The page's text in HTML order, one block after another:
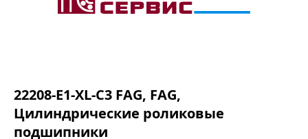
22208-E1-XL-C3 FAG, FAG,
Цилиндрические роликовые
подшипники